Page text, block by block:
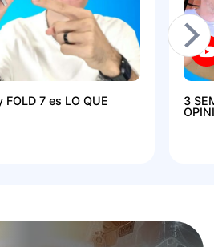
7 es LO QUE
3